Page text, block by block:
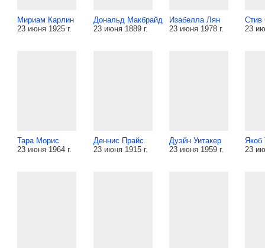
Мириам Карлин
23 июня 1925 г.
Дональд Макбрайд
23 июня 1889 г.
Изабелла Лян
23 июня 1978 г.
Стив
23
Тара Морис
23 июня 1964 г.
Деннис Прайс
23 июня 1915 г.
Дуэйн Уитакер
23 июня 1959 г.
Якоб
23